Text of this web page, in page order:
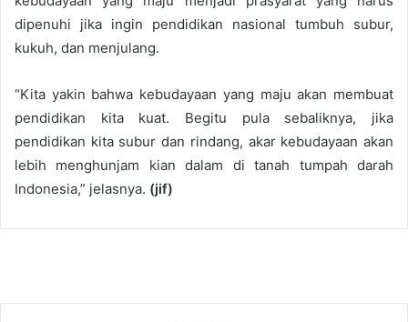
dipenuhi jika ingin pendidikan nasional tumbuh subur,
kukuh, dan menjulang.
“Kita yakin bahwa kebudayaan yang maju akan membuat
pendidikan kita kuat. Begitu pula sebaliknya, jika
pendidikan kita subur dan rindang, akar kebudayaan akan
lebih menghunjam kian dalam di tanah tumpah darah
Indonesia,” jelasnya. (jif)